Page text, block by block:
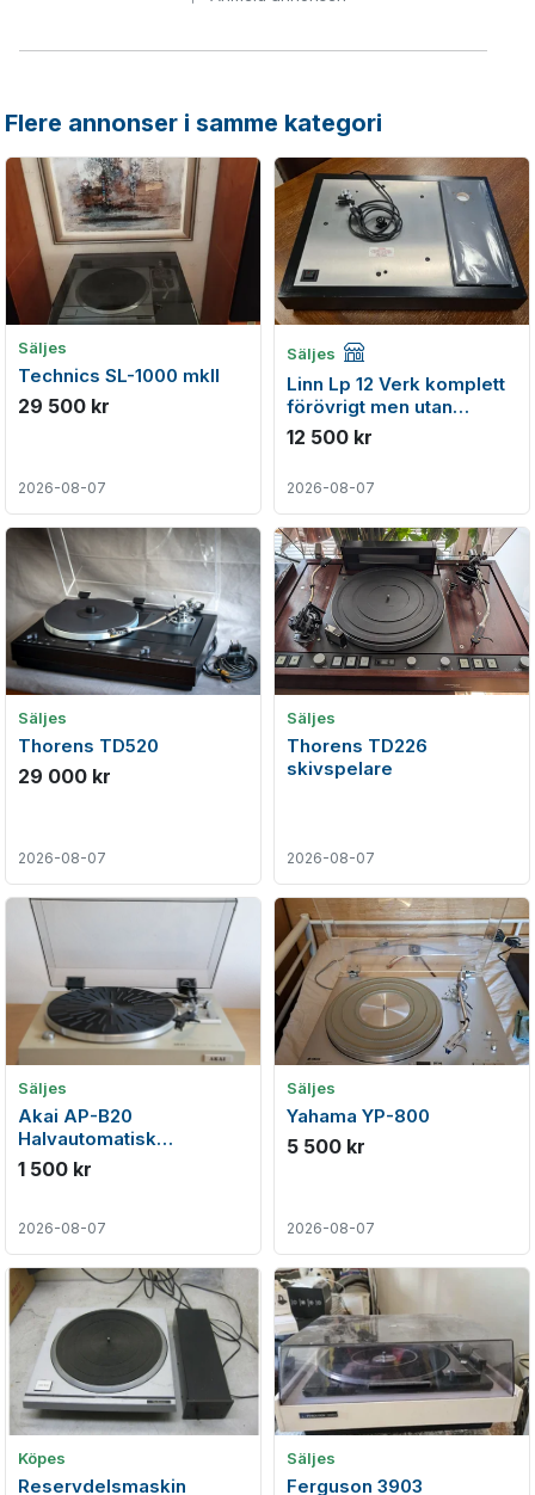
Flere annonser i samme kategori
Säljes
Technics SL-1000 mkII
29 500 kr
2026-08-07
Säljes Företagsannons
Linn Lp 12 Verk komplett
förövrigt men utan
tonarm, kabel eller Pu
12 500 kr
2026-08-07
Säljes
Thorens TD520
29 000 kr
2026-08-07
Säljes
Thorens TD226
skivspelare
2026-08-07
Säljes
Akai AP-B20
Halvautomatisk
skivspelare
1 500 kr
2026-08-07
Säljes
Yahama YP-800
5 500 kr
2026-08-07
Köpes
Reservdelsmaskin
Säljes
Ferguson 3903